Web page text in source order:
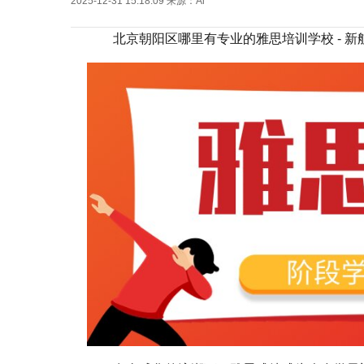
北京朝阳区哪里有专业的雅思培训学校 - 新